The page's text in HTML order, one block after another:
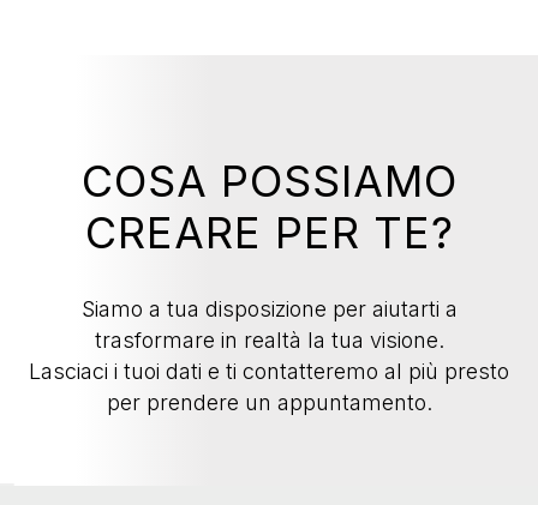
COSA POSSIAMO
CREARE PER TE?
Siamo a tua disposizione per aiutarti a
trasformare in realtà la tua visione.
Lasciaci i tuoi dati e ti contatteremo al più presto
per prendere un appuntamento.